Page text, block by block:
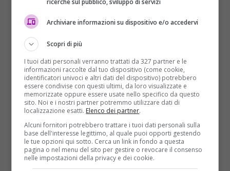
conquistandosi titoli e premi ambiti. Anche
recentemente la cucina nostrana è riuscita a
quale Miglior Cibo Locale, che può essere
assaporato solo in una bellissima città.
Come accennato poc’anzi, la guida gastronomica
internazionaleTaste Atlasha stilato una classifica
delle migliori 100 città in cui assaporare e scoprire il
cibo locale. Ebbene,al 1° posto figura proprio lei,
Firenze,con i suoi piatti tipici inconfondibili. Dal
lampredotto alla classica bistecca alla fiorentina, per
non parlare delle pappardelle al ragù di cinghiale:
non è difficile credere sia sul podio.
Archiviare informazioni su dispositivo e/o accedervi
Scopri di più
I tuoi dati personali verranno trattati da 327 partner e le
informazioni raccolte dal tuo dispositivo (come cookie,
identificatori univoci e altri dati del dispositivo) potrebbero
essere condivise con questi ultimi, da loro visualizzate e
memorizzate oppure essere usate nello specifico da questo
sito. Noi e i nostri partner potremmo utilizzare dati di
localizzazione esatti. Elenco dei partner.
Alcuni fornitori potrebbero trattare i tuoi dati personali sulla
base dell'interesse legittimo, al quale puoi opporti gestendo
le tue opzioni qui sotto. Cerca un link in fondo a questa
pagina o nel menu del sito per gestire o revocare il consenso
nelle impostazioni della privacy e dei cookie.